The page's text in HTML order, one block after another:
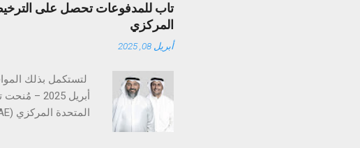
تاب للمدفوعات تحصل على
المركزي
أبريل 08, 2025
أبريل